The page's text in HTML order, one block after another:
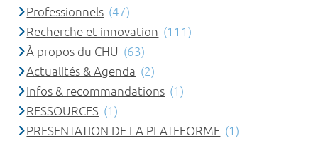
Professionnels (47)
Recherche et innovation (111)
À propos du CHU (63)
Actualités & Agenda (2)
Infos & recommandations (1)
RESSOURCES (1)
PRESENTATION DE LA PLATEFORME (1)